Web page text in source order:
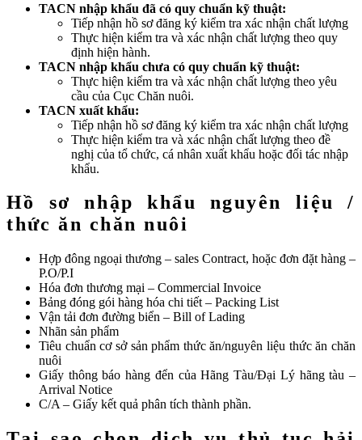
TACN nhập khẩu đã có quy chuẩn kỹ thuật:
Tiếp nhận hồ sơ đăng ký kiểm tra xác nhận chất lượng
Thực hiện kiểm tra và xác nhận chất lượng theo quy
định hiện hành.
TACN nhập khẩu chưa có quy chuẩn kỹ thuật:
Thực hiện kiểm tra và xác nhận chất lượng theo yêu
cầu của Cục Chăn nuôi.
TACN xuất khẩu:
Tiếp nhận hồ sơ đăng ký kiểm tra xác nhận chất lượng
Thực hiện kiểm tra và xác nhận chất lượng theo đề
nghị của tổ chức, cá nhân xuất khẩu hoặc đối tác nhập
khẩu.
Hồ sơ nhập khẩu nguyên liệu /
thức ăn chăn nuôi
Hợp đông ngoại thương – sales Contract, hoặc đơn đặt hàng –
P.O/P.I
Hóa đơn thương mại – Commercial Invoice
Bảng đóng gói hàng hóa chi tiết – Packing List
Vận tải đơn đường biển – Bill of Lading
Nhãn sản phẩm
Tiêu chuẩn cơ sở sản phẩm thức ăn/nguyên liệu thức ăn chăn
nuôi
Giấy thông báo hàng đển của Hãng Tàu/Đại Lý hãng tàu –
Arrival Notice
C/A – Giấy kết quả phân tích thành phần.